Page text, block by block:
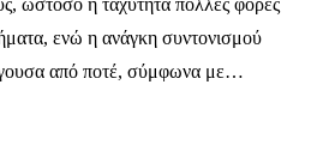
ωστόσο η ταχύτητα πολλές φορές
ενώ η ανάγκη συντονισμού
από ποτέ, σύμφωνα με…